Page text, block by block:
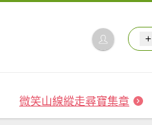
微笑山線縱走尋寶集章